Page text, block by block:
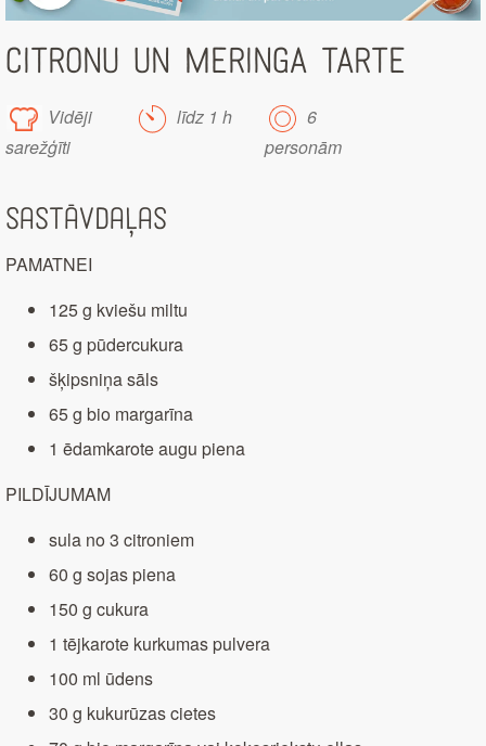
CITRONU UN MERINGA TARTE
Vidēji
sarežģīti
līdz 1 h
6
personām
Sastāvdaļas
PAMATNEI
125 g kviešu miltu
65 g pūdercukura
šķipsniņa sāls
65 g bio margarīna
1 ēdamkarote augu piena
PILDĪJUMAM
sula no 3 citroniem
60 g sojas piena
150 g cukura
1 tējkarote kurkumas pulvera
100 ml ūdens
30 g kukurūzas cietes